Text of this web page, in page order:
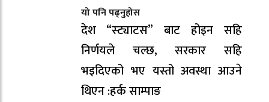
यो पनि पढ्नुहोस
देश “स्ट्याटस” बाट होइन सहि
निर्णयले चल्छ, सरकार सहि
भइदिएको भए यस्तो अवस्था आउने
थिएन :हर्क साम्पाङ